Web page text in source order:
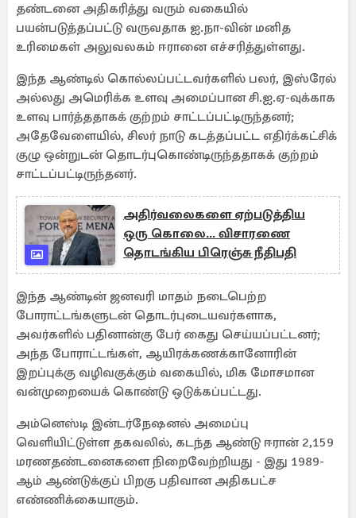
தண்டனை அதிகரித்து வரும் வகையில்
பயன்படுத்தப்பட்டு வருவதாக ஐ.நா-வின் மனித
உரிமைகள் அலுவலகம் ஈரானை எச்சரித்துள்ளது.
இந்த ஆண்டில் கொல்லப்பட்டவர்களில் பலர், இஸ்ரேல்
அல்லது அமெரிக்க உளவு அமைப்பான சி.ஐ.ஏ-வுக்காக
உளவு பார்த்ததாகக் குற்றம் சாட்டப்பட்டிருந்தனர்;
அதேவேளையில், சிலர் நாடு கடத்தப்பட்ட எதிர்க்கட்சிக்
குழு ஒன்றுடன் தொடர்புகொண்டிருந்ததாகக் குற்றம்
சாட்டப்பட்டிருந்தனர்.
அதிர்வலைகளை ஏற்படுத்திய
ஒரு கொலை... விசாரணை
தொடங்கிய பிரெஞ்சு நீதிபதி
இந்த ஆண்டின் ஜனவரி மாதம் நடைபெற்ற
போராட்டங்களுடன் தொடர்புடையவர்களாக,
அவர்களில் பதினான்கு பேர் கைது செய்யப்பட்டனர்;
அந்த போராட்டங்கள், ஆயிரக்கணக்கானோரின்
இறப்புக்கு வழிவகுக்கும் வகையில், மிக மோசமான
வன்முறையைக் கொண்டு ஒடுக்கப்பட்டது.
அம்னெஸ்டி இன்டர்நேஷனல் அமைப்பு
வெளியிட்டுள்ள தகவலில், கடந்த ஆண்டு ஈரான் 2,159
மரணதண்டனைகளை நிறைவேற்றியது - இது 1989-
ஆம் ஆண்டுக்குப் பிறகு பதிவான அதிகபட்ச
எண்ணிக்கையாகும்.